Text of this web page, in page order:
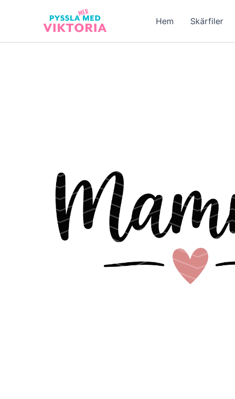
Hem Skärfiler